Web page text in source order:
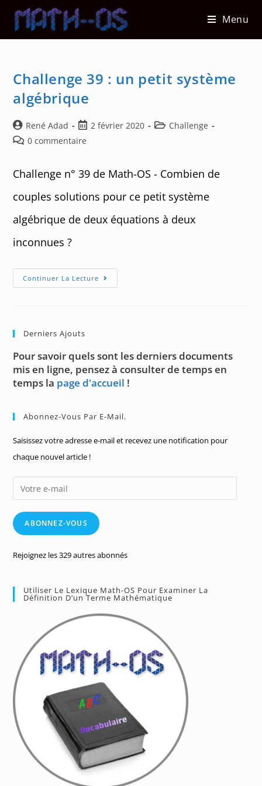
content
Menu
Challenge 39 : un petit système
algébrique
Auteur/autrice
de
René Adad
Post
published:
2 février 2020
PostChallenge
Post0 commentaire
Challenge n° 39 de Math-OS - Combien de
couples solutions pour ce petit système
algébrique de deux équations à deux
inconnues ?
Continuer La Lecture Challenge
39
Derniers Ajouts
Pour savoir quels sont les derniers documents
mis en ligne, pensez à consulter de temps en
temps la page d'accueil !
Abonnez-Vous Par E-Mail.
Saisissez votre adresse e-mail et recevez une notification pour
chaque nouvel article !
Votre
e-
mailABONNEZ-VOUS
Rejoignez les 329 autres abonnés
Utiliser Le Lexique Math-OS Pour Examiner La
Définition D’un Terme Mathématique